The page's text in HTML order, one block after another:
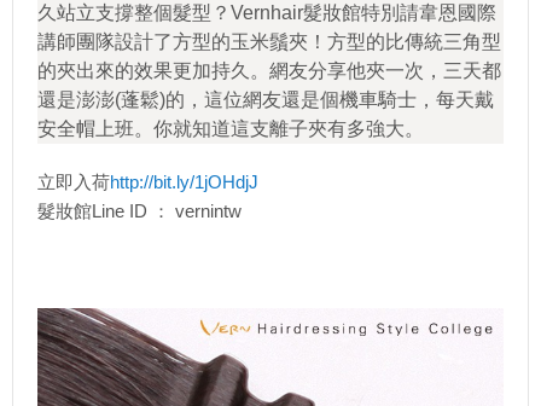
久站立支撐整個髮型？Vernha­ir髮妝館特別請韋恩國際
講師團隊設計了方型的玉米鬚夾！方型的比傳統三角型
的夾出來­的效果更加持久。網友分享他夾一次，三天都
還是澎澎(蓬鬆)的，這位網友還是個機車騎­士，每天戴
安全帽上班。你就知道這支離子夾有多強大。
立即入荷http://bit.ly/1jOHdjJ
髮妝館Line ID ： vernintw